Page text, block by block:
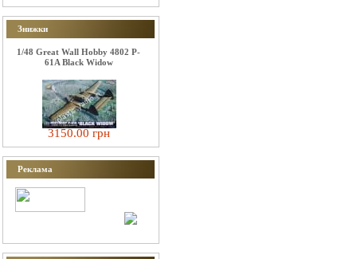
Знижки
1/48 Great Wall Hobby 4802 P-
61A Black Widow
3150.00 грн
Реклама